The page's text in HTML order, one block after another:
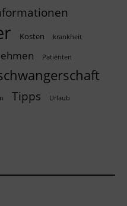
Kosten krankheit
Patienten
Tipps Urlaub